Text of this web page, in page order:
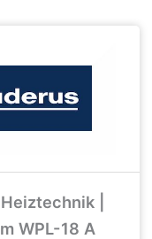
|
WPL-18 A